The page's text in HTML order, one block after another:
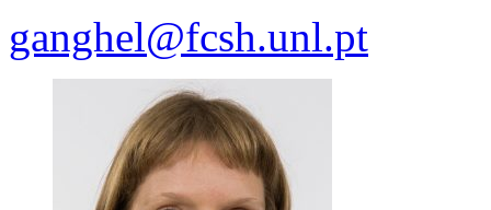
ganghel@fcsh.unl.pt